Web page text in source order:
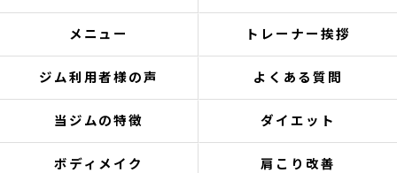
メニュー トレーナー挨拶
ジム利用者様の声 よくある質問
当ジムの特徴 ダイエット
ボディメイク 肩こり改善